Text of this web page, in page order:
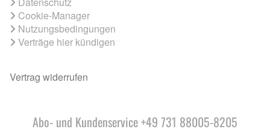
Cookie-Manager
Nutzungsbedingungen
Verträge hier kündigen
Vertrag widerrufen
Abo- und Kundenservice +49 731 88005-8205